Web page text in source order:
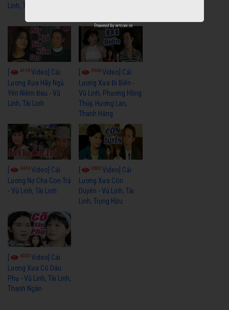
Linh, Thoại Mỹ
4116Video] Cải
Lương Xưa Hãy Ngủ
Yên Niềm Đau - Vũ
Linh, Tài Linh
3966Video] Cải
Lương Xưa Đi Biển -
Vũ Linh, Phương Hồng
Thủy, Hương Lan,
Thanh Hằng
4434Video] Cải
Lương Nợ Cha Con Trả
- Vũ Linh, Tài Linh
3602Video] Cải
Lương Xưa Còn
Duyên - Vũ Linh, Tài
Linh, Trọng Hữu
[ 4020 Video] Cải
Lương Xưa Cô Dâu
Phụ - Vũ Linh, Tài Linh,
Thanh Ngân
Powered bynetcore.vn